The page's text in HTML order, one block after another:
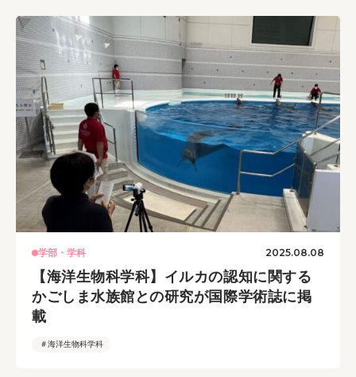
学部・学科 2025.08.08
【海洋生物科学科】イルカの認知に関する
かごしま水族館との研究が国際学術誌に掲
載
＃海洋生物科学科